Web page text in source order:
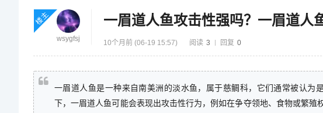
一眉道人鱼攻击性强吗？一眉道人
10个月前 (06-19 15:57) 阅读 3 回复 0
wsygfsj
楼主
一眉道人鱼是一种来自南美洲的淡水鱼，属于慈鲷科，它们通常被认为
下，一眉道人鱼可能会表现出攻击性行为，例如在争夺领地、食物或繁